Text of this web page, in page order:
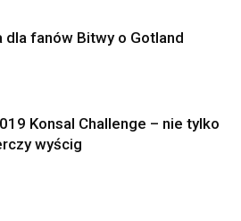
dla fanów Bitwy o Gotland
Konsal Challenge – nie tylko
wyścig